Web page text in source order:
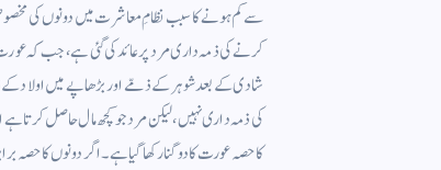
سے کم ہونے کا سبب نظامِ معاشرت میں دونوں کی
کرنے کی ذمہ داری مرد پر عائد کی گئی ہے ، جب کہ
شادی کے بعد شوہر کے ذمّے اور بڑھاپے میں اولاد
کی ذمہ داری نہیں ، لیکن مرد جو کچھ مال حاصل کرتا
کاحصہ عورت کا دوگنا رکھا گیا ہے ۔ اگر دونوں کا حصہ